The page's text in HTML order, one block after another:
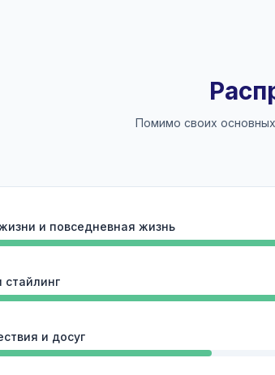
Помимо своих
и повседневная жизнь
и досуг